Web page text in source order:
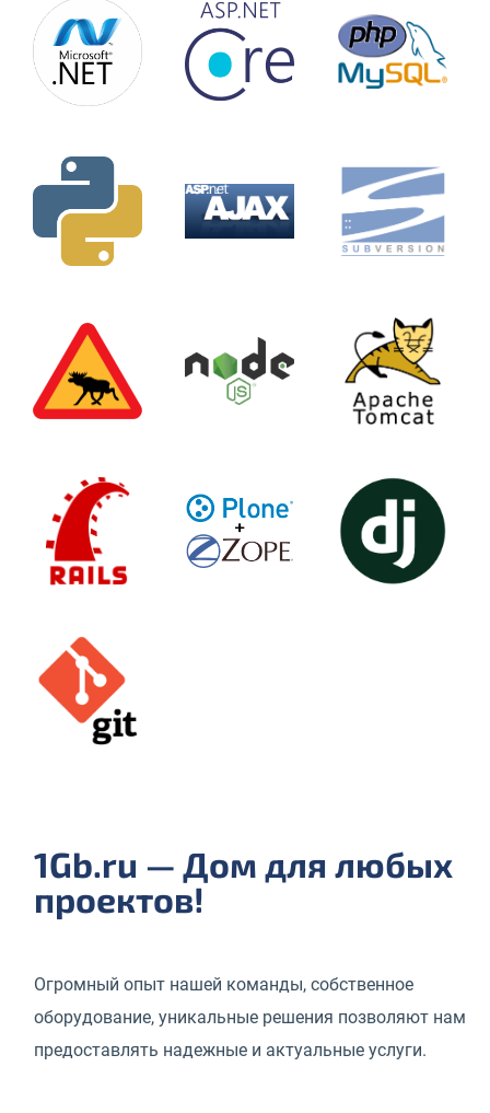
1Gb.ru — Дом для любых
проектов!
Огромный опыт нашей команды, собственное
оборудование, уникальные решения позволяют нам
предоставлять надежные и актуальные услуги.